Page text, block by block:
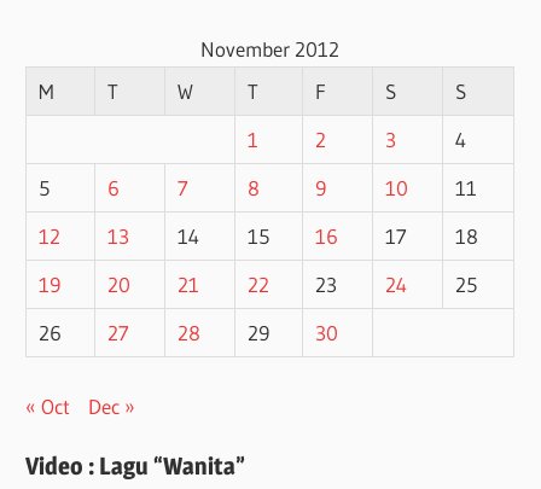
November 2012
M
T W T F S
S
1
2 3
4
5
6 7 8 9 10
11
12
13 14 15 16 17
18
19
20 21 22 23 24
25
26
27 28 29 30
« Oct Dec »
Video : Lagu “Wanita”